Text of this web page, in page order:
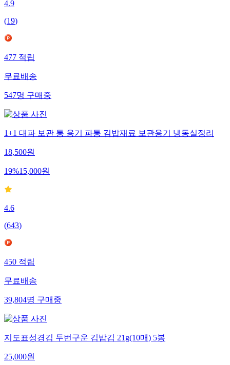
4.9
(19)
477적립
무료배송
547명구매중
1+1 대파 보관 통 용기 파통 김밥재료 보관용기 냉동실정리
18,500원
19%15,000원
4.6
(643)
450적립
무료배송
39,804명구매중
지도표성경김 두번구운 김밥김 21g(10매) 5봉
25,000원